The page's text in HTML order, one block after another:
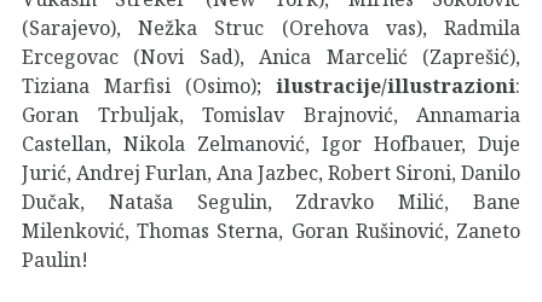
(Sarajevo), Nežka Struc (Orehova vas), Radmila
Ercegovac (Novi Sad), Anica Marcelić (Zaprešić),
Tiziana Marfisi (Osimo); ilustracije/illustrazioni:
Goran Trbuljak, Tomislav Brajnović, Annamaria
Castellan, Nikola Zelmanović, Igor Hofbauer, Duje
Jurić, Andrej Furlan, Ana Jazbec, Robert Sironi, Danilo
Dučak, Nataša Segulin, Zdravko Milić, Bane
Milenković, Thomas Sterna, Goran Rušinović, Zaneto
Paulin!